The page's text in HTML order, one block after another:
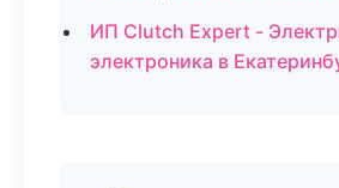
ИП Clutch Expert -
электроника в